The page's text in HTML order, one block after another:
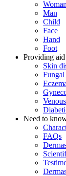
Woman
Man
Child
Face
Hand
Foot
Providing
Skin
Need to
FAQs